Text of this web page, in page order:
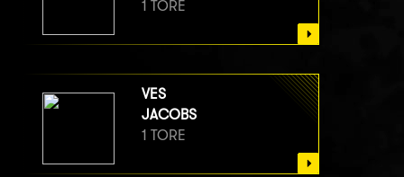
1 TORE
VES
JACOBS
1 TORE